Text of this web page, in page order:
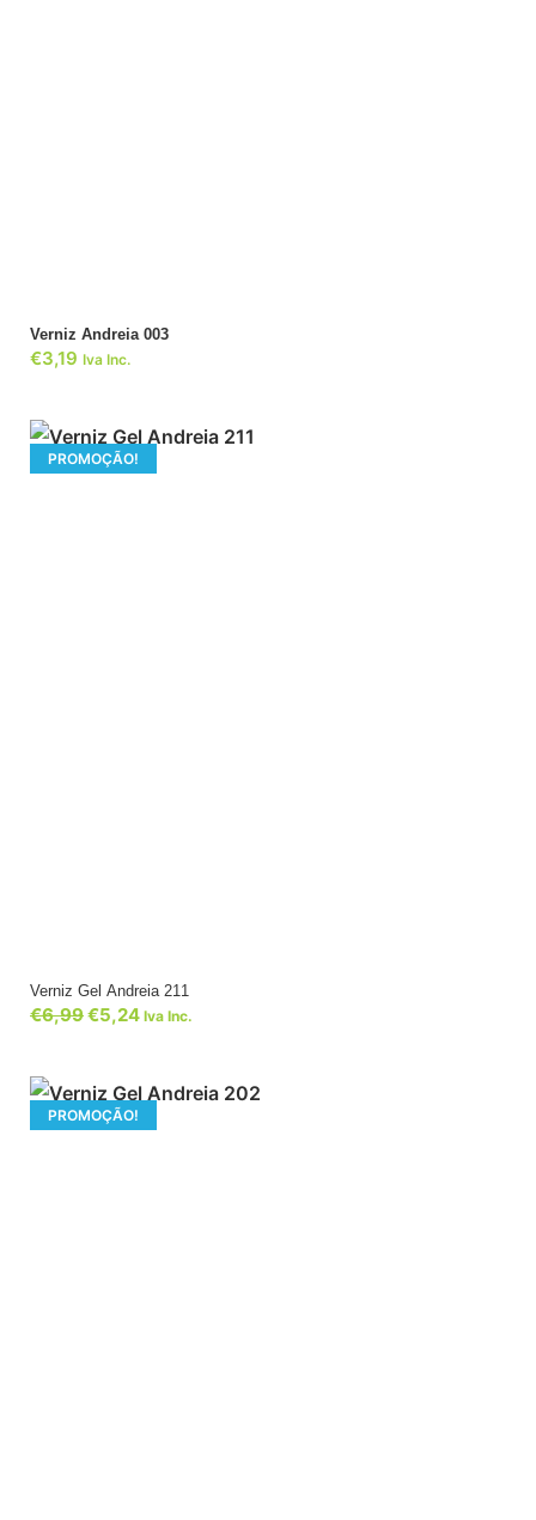
Verniz Andreia 003
€3,19 Iva Inc.
PROMOÇÃO!
Verniz Gel Andreia 211
€6,99€5,24 Iva Inc.
PROMOÇÃO!